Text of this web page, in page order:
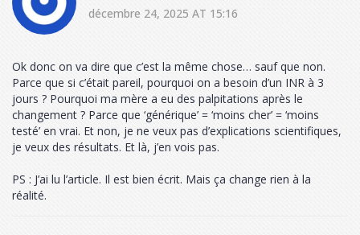
décembre 24, 2025 AT 15:16
Ok donc on va dire que c’est la même chose… sauf que non.
Parce que si c’était pareil, pourquoi on a besoin d’un INR à 3
jours ? Pourquoi ma mère a eu des palpitations après le
changement ? Parce que ‘générique’ = ‘moins cher’ = ‘moins
testé’ en vrai. Et non, je ne veux pas d’explications scientifiques,
je veux des résultats. Et là, j’en vois pas.
PS : J’ai lu l’article. Il est bien écrit. Mais ça change rien à la
réalité.